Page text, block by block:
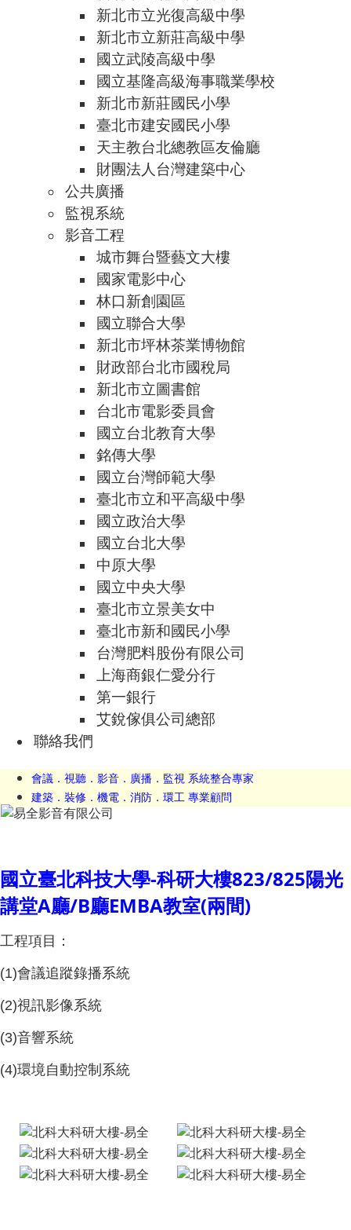
新北市立光復高級中學
新北市立新莊高級中學
國立武陵高級中學
國立基隆高級海事職業學校
新北市新莊國民小學
臺北市建安國民小學
天主教台北總教區友倫廳
財團法人台灣建築中心
公共廣播
監視系統
影音工程
城市舞台暨藝文大樓
國家電影中心
林口新創園區
國立聯合大學
新北市坪林茶業博物館
財政部台北市國稅局
新北市立圖書館
台北市電影委員會
國立台北教育大學
銘傳大學
國立台灣師範大學
臺北市立和平高級中學
國立政治大學
國立台北大學
中原大學
國立中央大學
臺北市立景美女中
臺北市新和國民小學
台灣肥料股份有限公司
上海商銀仁愛分行
第一銀行
艾銳傢俱公司總部
聯絡我們
會議．視聽．影音．廣播．監視 系統整合專家
建築．裝修．機電．消防．環工 專業顧問
國立臺北科技大學-科研大樓823/825陽光
講堂A廳/B廳EMBA教室(兩間)
工程項目：
(1)會議追蹤錄播系統
(2)視訊影像系統
(3)音響系統
(4)環境自動控制系統